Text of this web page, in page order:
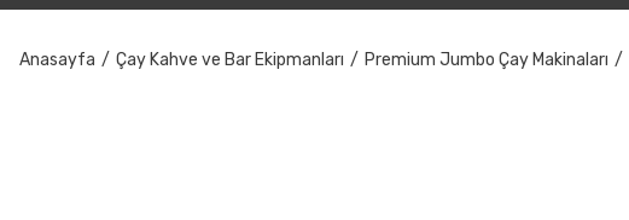
Anasayfa Çay Kahve ve Bar Ekipmanları Premium Jumbo Çay Makinaları